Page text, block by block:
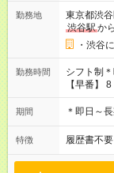
勤務地
東京都渋
渋谷駅か
・渋谷
勤務時間
シフト制
【早番】
00(実働
トパター
事です＊
期間 ＊即日～
特徴 履歴書不要